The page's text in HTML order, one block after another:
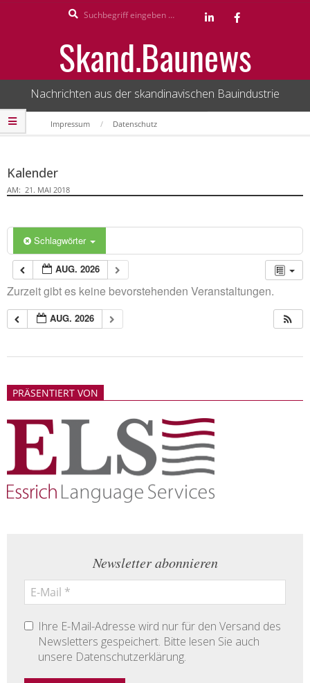
Skand.Baunews
Nachrichten aus der skandinavischen Bauindustrie
Secondary
Navigation
Impressum Datenschutz
Kalender
AM: 21. MAI 2018
Schlagwörter
AUG. 2026
Zurzeit gibt es keine bevorstehenden Veranstaltungen.
AUG. 2026
21PRÄSENTIERT VON
Newsletter abonnieren
Ihre E-Mail-Adresse wird nur für den Versand des
Newsletters gespeichert. Bitte lesen Sie auch
unsere Datenschutzerklärung.